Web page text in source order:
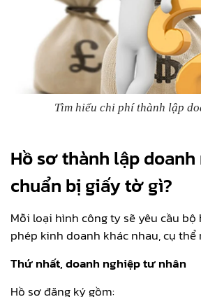
Tìm hiểu chi phí thành lập
Hồ sơ thành lập
chuẩn bị giấy tờ gì?
Mỗi loại hình công ty sẽ yêu cầu
phép kinh doanh khác nhau, cụ thể
Thứ nhất, doanh nghiệp tư nhân
Hồ sơ đăng ký gồm: